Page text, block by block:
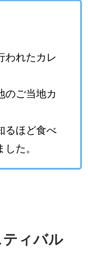
われたカレ
のご当地カ
るほど食べ
た。
ティバル